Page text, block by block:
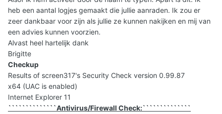
heb een aantal logjes gemaakt die jullie aanraden. Ik zou er
zeer dankbaar voor zijn als jullie ze kunnen nakijken en mij van
een advies kunnen voorzien.
Alvast heel hartelijk dank
Brigitte
Checkup
Results of screen317's Security Check version 0.99.87
x64 (UAC is enabled)
Internet Explorer 11
``````````````Antivirus/Firewall Check:``````````````